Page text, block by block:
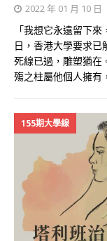
2022 年 01 月 10 日
「我想它永遠留下
日，香港大學要求已
死線已過，雕塑猶在
殤之柱屬他個人擁有
155期大學線